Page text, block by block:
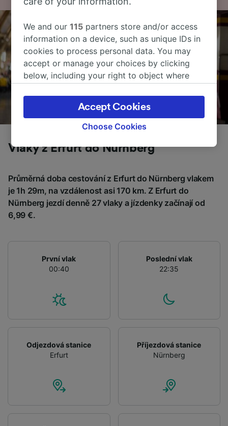
Vlaky z Erfurt do Nürnberg
Průměrná doba cestování z Erfurt do Nürnberg vlakem
je 1h 29m, na vzdálenost asi 170 km. Z Erfurt do
Nürnberg jezdí denně 27 vlaky a jízdenky začínají od
6,99 €.
První vlak
00:40
Poslední vlak
22:35
Odjezdová stanice
Erfurt
Příjezdová stanice
Nürnberg
We and our115 partners store and/or access
information on a device, such as unique IDs in
cookies to process personal data. You may
accept or manage your choices by clicking
below, including your right to object where
the privacy policy page. These choices will be
signaled to our partners and will not affect
browsing data. Your data will not be used for
track you.
Use precise geolocation data. Actively scan
device characteristics for identification. Store
and/or access information on a device.
Personalised advertising and content,
advertising and content measurement,
Choose Cookies
Accept Cookies